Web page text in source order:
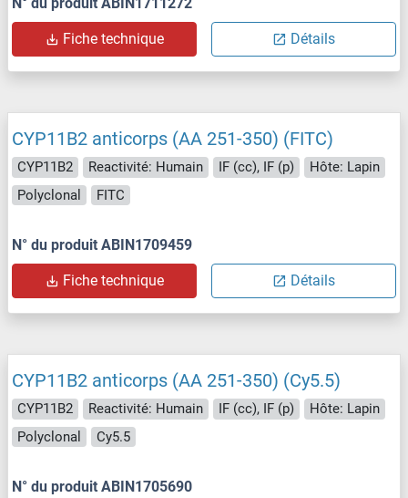
N° du produit ABIN1711272
Fiche technique Détails
CYP11B2 anticorps (AA 251-350) (FITC)
CYP11B2 Reactivité: Humain IF (cc), IF (p)
Hôte: Lapin
Polyclonal
FITC
N° du produit ABIN1709459
Fiche technique Détails
CYP11B2 anticorps (AA 251-350) (Cy5.5)
CYP11B2 Reactivité: Humain IF (cc), IF (p)
Hôte: Lapin
Polyclonal
Cy5.5
N° du produit ABIN1705690